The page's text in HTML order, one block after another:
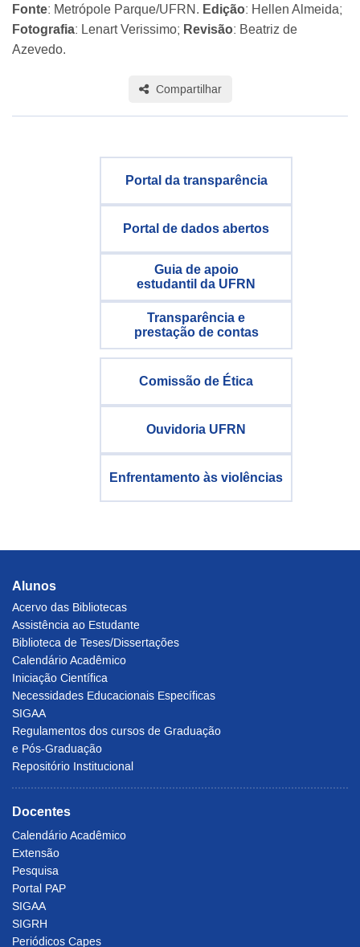
Fonte: Metrópole Parque/UFRN. Edição: Hellen Almeida;
Fotografia: Lenart Verissimo; Revisão: Beatriz de
Azevedo.
Compartilhar
Portal da transparência
Portal de dados abertos
Guia de apoio
estudantil da UFRN
Transparência e
prestação de contas
Comissão de Ética
Ouvidoria UFRN
Enfrentamento às violências
Alunos
Acervo das Bibliotecas
Assistência ao Estudante
Biblioteca de Teses/Dissertações
Calendário Acadêmico
Iniciação Científica
Necessidades Educacionais Específicas
SIGAA
Regulamentos dos cursos de Graduação
e Pós-Graduação
Repositório Institucional
Docentes
Calendário Acadêmico
Extensão
Pesquisa
Portal PAP
SIGAA
SIGRH
Periódicos Capes